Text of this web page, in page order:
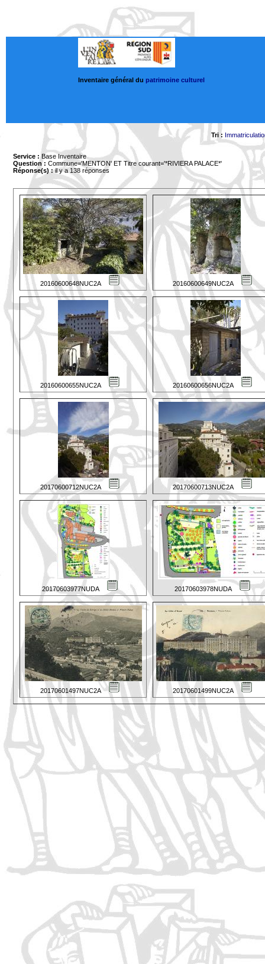
Inventaire général du patrimoine culturel
Tri :
Service : Base Inventaire
Question : Commune='MENTON' ET Titre courant='*RIVIERA PALACE*'
Réponse(s) :il y a 138 réponses
20160600648NUC2A 20160600649NUC2A
20160600655NUC2A 20160600656NUC2A
20170600712NUC2A 20170600713NUC2A
20170603977NUDA 20170603978NUDA
20170601497NUC2A 20170601499NUC2A